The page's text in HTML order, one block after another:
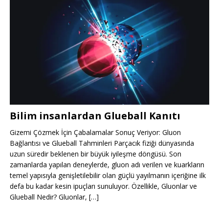
Bilim insanlardan Glueball Kanıtı
Gizemi Çözmek İçin Çabalamalar Sonuç Veriyor: Gluon
Bağlantısı ve Glueball Tahminleri Parçacık fiziği dünyasında
uzun süredir beklenen bir büyük iyileşme döngüsü. Son
zamanlarda yapılan deneylerde, gluon adı verilen ve kuarkların
temel yapısıyla genişletilebilir olan güçlü yayılmanın içeriğine ilk
defa bu kadar kesin ipuçları sunuluyor. Özellikle, Gluonlar ve
Glueball Nedir? Gluonlar, […]